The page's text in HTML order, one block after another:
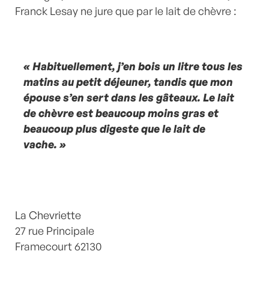
Franck Lesay ne jure que par le lait de chèvre :
« Habituellement, j’en bois un litre tous les
matins au petit déjeuner, tandis que mon
épouse s’en sert dans les gâteaux. Le lait
de chèvre est beaucoup moins gras et
beaucoup plus digeste que le lait de
vache. »
La Chevriette
27 rue Principale
Framecourt 62130